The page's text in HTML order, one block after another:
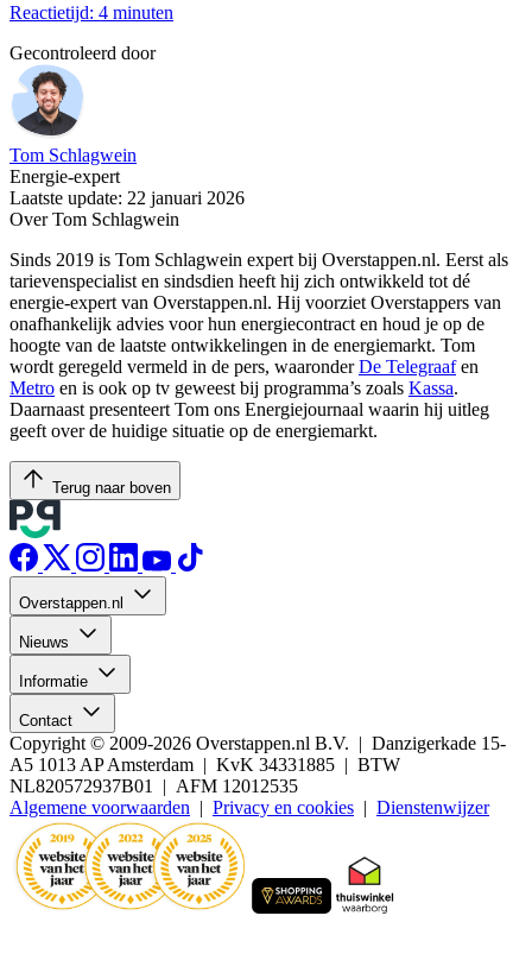
Reactietijd: 4 minuten
Gecontroleerd door
Tom Schlagwein
Energie-expert
Laatste update: 22 januari 2026
Over Tom Schlagwein
Sinds 2019 is Tom Schlagwein expert bij Overstappen.nl. Eerst als
tarievenspecialist en sindsdien heeft hij zich ontwikkeld tot dé
energie-expert van Overstappen.nl. Hij voorziet Overstappers van
onafhankelijk advies voor hun energiecontract en houd je op de
hoogte van de laatste ontwikkelingen in de energiemarkt. Tom
wordt geregeld vermeld in de pers, waaronderDe Telegraafen
Metro en is ook op tv geweest bij programma’s zoals Kassa.
Daarnaast presenteert Tom ons Energiejournaal waarin hij uitleg
geeft over de huidige situatie op de energiemarkt.
Terug naar boven
Overstappen.nl
Nieuws
Informatie
Contact
Copyright © 2009-2026 Overstappen.nl B.V. | Danzigerkade 15-
A5 1013 AP Amsterdam | KvK 34331885 | BTW
NL820572937B01 | AFM 12012535
Algemene voorwaarden | Privacy en cookies | Dienstenwijzer